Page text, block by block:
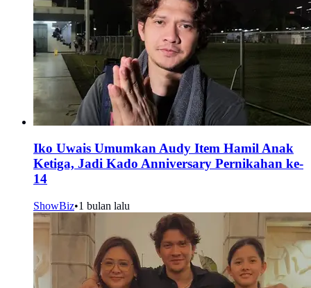
Iko Uwais Umumkan Audy Item Hamil Anak
Ketiga, Jadi Kado Anniversary Pernikahan ke-
14
ShowBiz•1 bulan lalu